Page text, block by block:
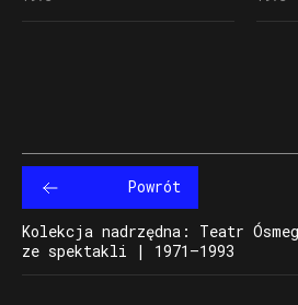
w
Powrót
Kolekcja nadrzędna: Teatr
ze spektakli | 1971–1993